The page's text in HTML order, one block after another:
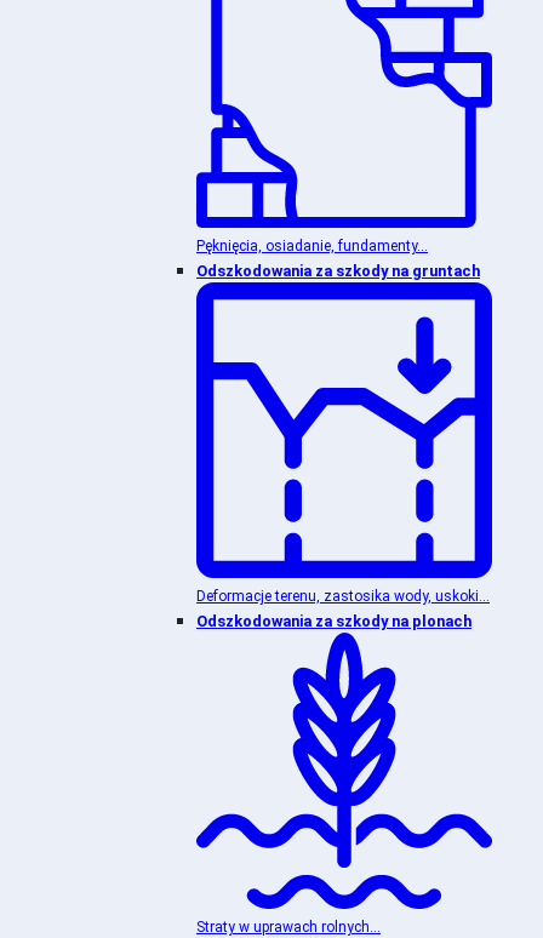
Pęknięcia, osiadanie, fundamenty...
Odszkodowania za szkody na gruntach
Deformacje terenu, zastosika wody, uskoki...
Odszkodowania za szkody na plonach
Straty w uprawach rolnych...